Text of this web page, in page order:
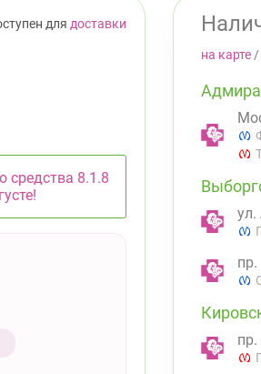
для доставки
средства 8.1.8
на карте /
ул.
пр.
пр.